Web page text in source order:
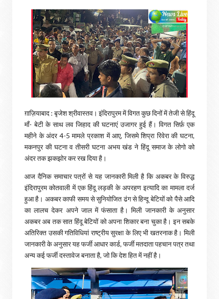
ग़ाज़ियाबाद : बृजेश श्रीवास्तव। इंदिरापुरम में विगत कुछ दिनों में तेजी से हिंदू
माँ- बेटी के साथ लव जिहाद की घटनाएं उजागर हुई हैं। विगत सिर्फ़ एक
महीने के अंदर 4-5 मामले प्रकाश में आए, जिसमे शिप्रा रिवेरा की घटना,
मकनपुर की घटना व तीसरी घटना अभय खंड ने हिंदू समाज के लोगो को
अंदर तक झकझोर कर रख दिया है।
आज दैनिक समाचार पत्रों से यह जानकारी मिली है कि अकबर के विरुद्ध
इंदिरापुरम कोतवाली में एक हिंदू लड़की के अपरहण इत्यादि का मामला दर्ज
हुआ है। अकबर काफी समय से सुनियोजित ढंग से हिन्दू बेटियों को पैसे आदि
का लालच देकर अपने जाल में फंसाता है। मिली जानकारी के अनुसार
अकबर अब तक सात हिंदू बेटियों को अपना शिकार बना चुका है। इन सबके
अतिरिक्त उसकी गतिविधियां राष्ट्रीय सुरक्षा के लिए भी खतरनाक है। मिली
जानकारी के अनुसार यह फर्जी आधार कार्ड, फर्जी मतदाता पहचान पत्र तथा
अन्य कई फर्जी दस्तावेज बनाता है, जो कि देश हित में नहीं है।